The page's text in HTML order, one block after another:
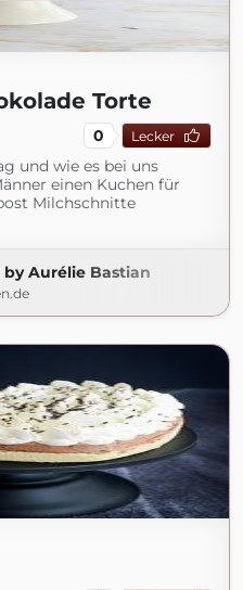
Torte
0 Lecker
und wie es bei uns
einen Kuchen für
Milchschnitte
by Aurélie Bastian